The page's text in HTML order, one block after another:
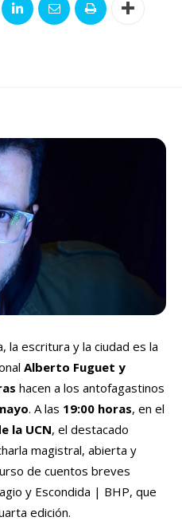
la escritura y la ciudad es la
Alberto Fuguet y
hacen a los antofagastinos
. A las 19:00 horas, en el
la UCN, el destacado
magistral, abierta y
de cuentos breves
y Escondida | BHP, que
edición.